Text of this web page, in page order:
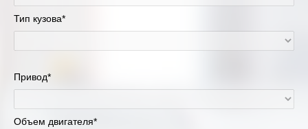
Красноярск
Липецк
Тип кузова*
Привод*
Объем двигателя*